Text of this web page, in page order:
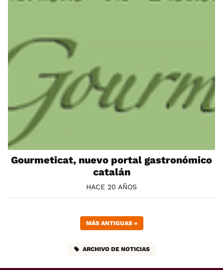
Gourmeticat, nuevo portal gastronómico
catalán
HACE 20 AÑOS
MÁS ANTIGUAS »
ARCHIVO DE NOTICIAS